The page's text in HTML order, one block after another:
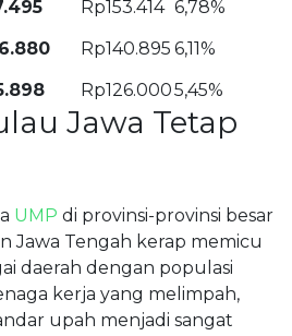
Rp153.414 6,78%
Rp140.895 6,11%
Rp126.0005,45%
Jawa Tetap
UMP di provinsi-provinsi besar
Jawa Tengah kerap memicu
daerah dengan populasi
kerja yang melimpah,
upah menjadi sangat